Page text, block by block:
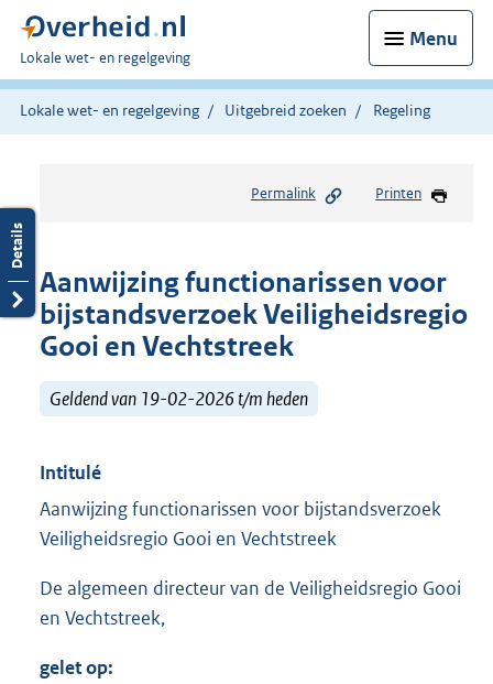
Menu
U
bent
hier:
Lokale wet- en regelgeving
Lokale wet- en regelgeving Uitgebreid zoeken Regeling
Permalink Printen
Aanwijzing functionarissen voor
bijstandsverzoek Veiligheidsregio
Gooi en Vechtstreek
Geldend van 19-02-2026 t/m heden
Intitulé
Aanwijzing functionarissen voor bijstandsverzoek
Veiligheidsregio Gooi en Vechtstreek
De algemeen directeur van de Veiligheidsregio Gooi
en Vechtstreek,
gelet op: